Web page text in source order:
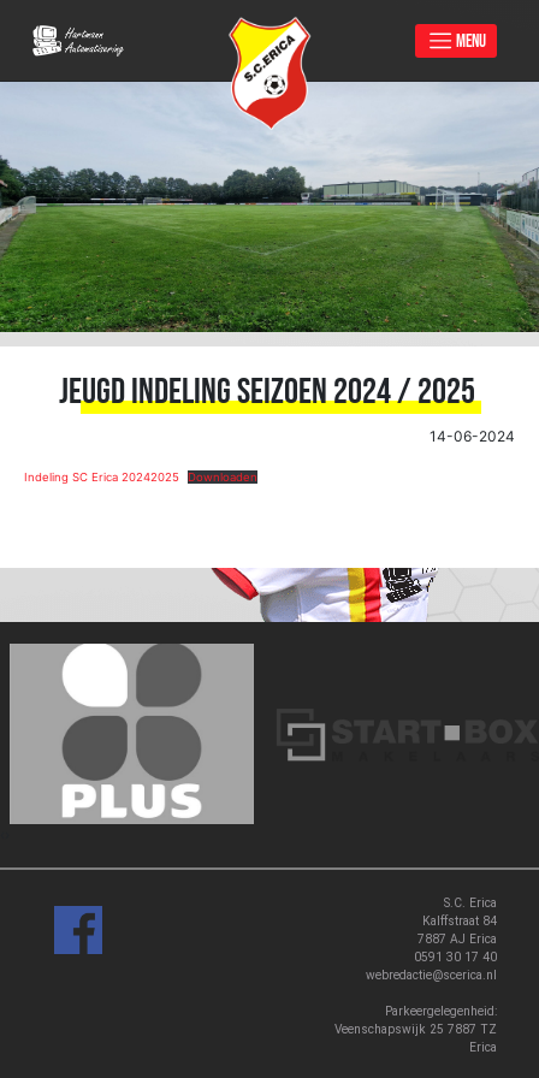
MENU
Jeugd indeling seizoen 2024 / 2025
14-06-2024
Indeling SC Erica 20242025 Downloaden
S.C. Erica
Kalffstraat 84
7887 AJ Erica
0591 30 17 40
webredactie@scerica.nl
Parkeergelegenheid:
Veenschapswijk 25 7887 TZ
Erica